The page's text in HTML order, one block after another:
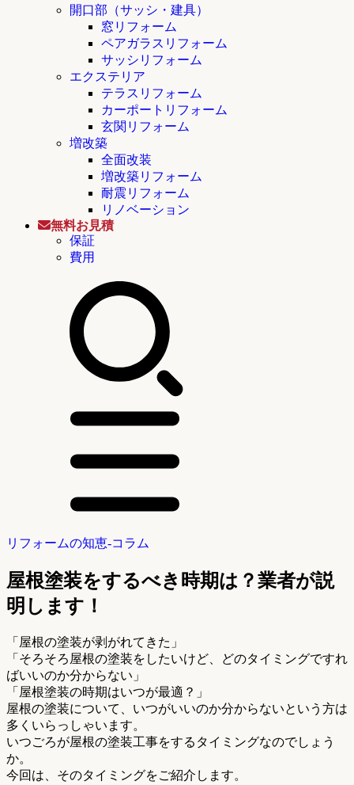
開口部（サッシ・建具）
窓リフォーム
ペアガラスリフォーム
サッシリフォーム
エクステリア
テラスリフォーム
カーポートリフォーム
玄関リフォーム
増改築
全面改装
増改築リフォーム
耐震リフォーム
リノベーション
無料お見積
保証
費用
リフォームの知恵-コラム
屋根塗装をするべき時期は？業者が説
明します！
「屋根の塗装が剥がれてきた」
「そろそろ屋根の塗装をしたいけど、どのタイミングですれ
ばいいのか分からない」
「屋根塗装の時期はいつが最適？」
屋根の塗装について、いつがいいのか分からないという方は
多くいらっしゃいます。
いつごろが屋根の塗装工事をするタイミングなのでしょう
か。
今回は、そのタイミングをご紹介します。